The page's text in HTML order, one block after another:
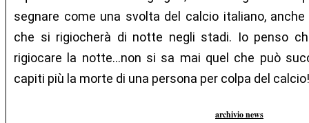
segnare come una svolta del calcio italiano,
che si rigiocherà di notte negli stadi. Io penso
rigiocare la notte...non si sa mai quel che può
capiti più la morte di una persona per colpa del
archivio news